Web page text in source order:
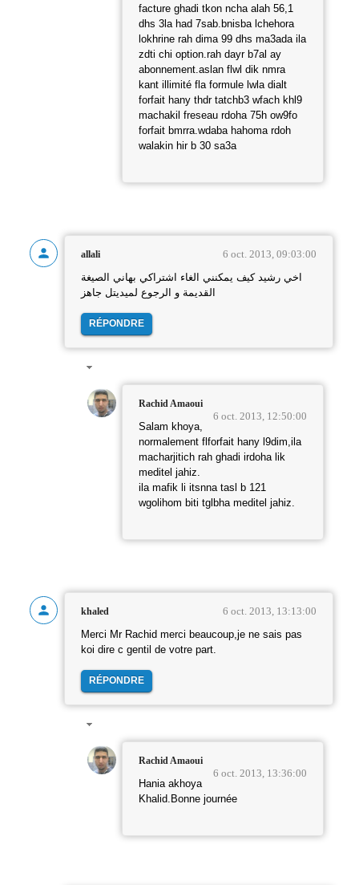
facture ghadi tkon ncha alah 56,1
dhs 3la had 7sab.bnisba lchehora
lokhrine rah dima 99 dhs ma3ada ila
zdti chi option.rah dayr b7al ay
abonnement.aslan flwl dik nmra
kant illimité fla formule lwla dialt
forfait hany thdr tatchb3 wfach khl9
machakil freseau rdoha 75h ow9fo
forfait bmrra.wdaba hahoma rdoh
walakin hir b 30 sa3a
allali 6 oct. 2013, 09:03:00
اخي رشيد كيف يمكنني الغاء اشتراكي بهاني الصيغة
القديمة و الرجوع لميديتل جاهز
RÉPONDRE
Rachid Amaoui
6 oct. 2013, 12:50:00
Salam khoya,
normalement flforfait hany l9dim,ila
macharjitich rah ghadi irdoha lik
meditel jahiz.
ila mafik li itsnna tasl b 121
wgolihom biti tglbha meditel jahiz.
khaled 6 oct. 2013, 13:13:00
Merci Mr Rachid merci beaucoup,je ne sais pas
koi dire c gentil de votre part.
RÉPONDRE
Rachid Amaoui
6 oct. 2013, 13:36:00
Hania akhoya
Khalid.Bonne journée